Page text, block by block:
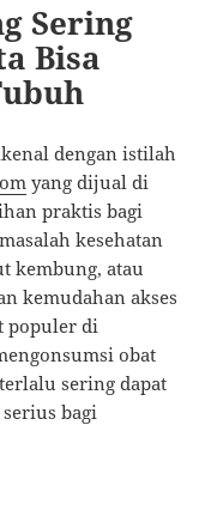
Sering
Bisa
dengan istilah
yang dijual di
praktis bagi
kesehatan
kembung, atau
kemudahan akses
populer di
obat
sering dapat
bagi